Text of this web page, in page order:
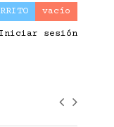
vacío
sesión